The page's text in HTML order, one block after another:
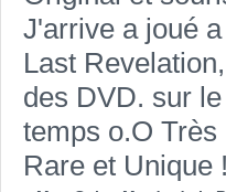
J'arrive a joué
Last
des DVD. sur
temps o.O
Rare et Unique